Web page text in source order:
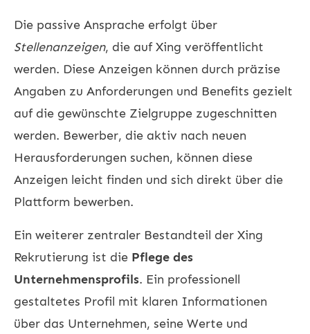
Die passive Ansprache erfolgt über
Stellenanzeigen, die auf Xing veröffentlicht
werden. Diese Anzeigen können durch präzise
Angaben zu Anforderungen und Benefits gezielt
auf die gewünschte Zielgruppe zugeschnitten
werden. Bewerber, die aktiv nach neuen
Herausforderungen suchen, können diese
Anzeigen leicht finden und sich direkt über die
Plattform bewerben.
Ein weiterer zentraler Bestandteil der Xing
Rekrutierung ist die Pflege des
Unternehmensprofils. Ein professionell
gestaltetes Profil mit klaren Informationen
über das Unternehmen, seine Werte und